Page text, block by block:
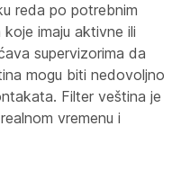
reda po potrebnim
imaju aktivne ili
supervizorima da
mogu biti nedovoljno
Filter veština je
vremenu i